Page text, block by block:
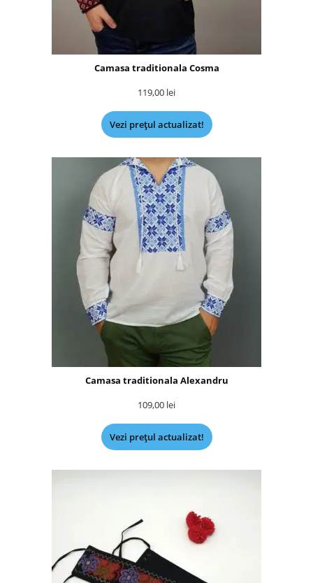
Camasa traditionala Cosma
119,00 lei
Vezi prețul actualizat!
Camasa traditionala Alexandru
109,00 lei
Vezi prețul actualizat!